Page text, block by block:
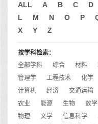
ALL A B C D
L
M N O P
X
Y Z
按学科检索：
全部学科
综合 材料
管理学
工程技术 化学
计算机
经济 交通运输
农业
能源 生物 数学
物理
文学 信息科学